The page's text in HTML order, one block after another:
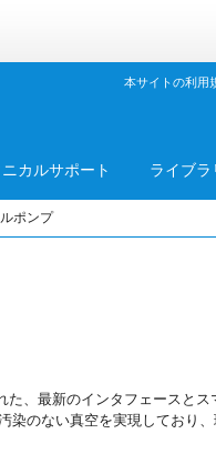
本サイトの利用
カルサポート ライブラ
ポンプ
た、最新のインタフェースとス
染のない真空を実現しており